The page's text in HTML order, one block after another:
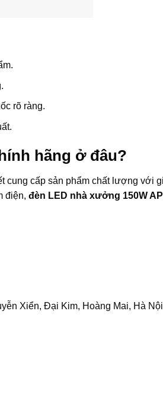
rõ ràng.
hãng ở đâu?
cung cấp sản phẩm chất lượng với
điện, đèn LED nhà xưởng 150W
Xiển, Đại Kim, Hoàng Mai, Hà Nội